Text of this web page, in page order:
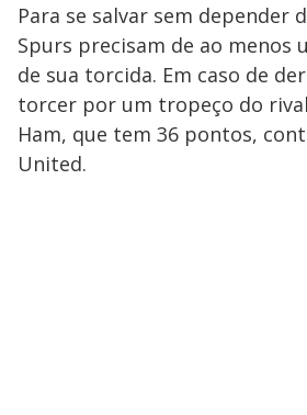
Para se salvar sem depender
Spurs precisam de ao menos
de sua torcida. Em caso de
torcer por um tropeço do
Ham, que tem 36 pontos,
United.